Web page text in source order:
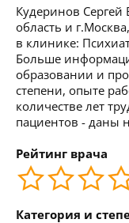
Кудеринов Сергей
область и
в клинике:
Больше
образовании и
степени, опыте
количестве лет
пациентов - даны
Рейтинг врача
Категория и